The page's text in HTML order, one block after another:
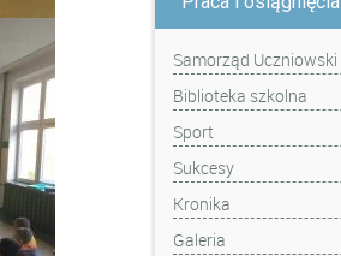
Samorząd Uczniowski
Biblioteka szkolna
Sport
Sukcesy
Kronika
Galeria